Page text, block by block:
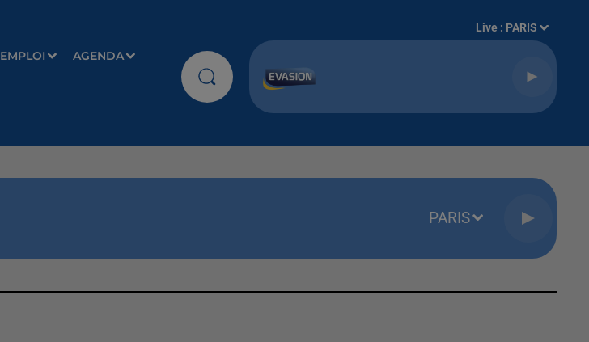
EMPLOI AGENDA
Live : PARIS
PARIS